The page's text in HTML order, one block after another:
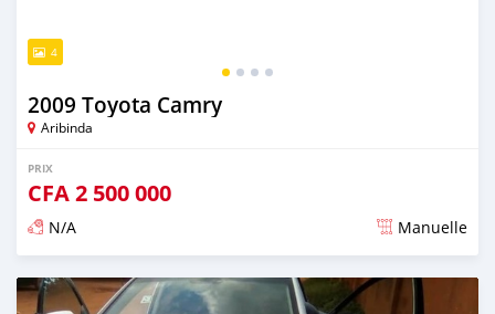
4
2009 Toyota Camry
Aribinda
PRIX
CFA2 500 000
N/A Manuelle
Publié il y a presque 6 ans